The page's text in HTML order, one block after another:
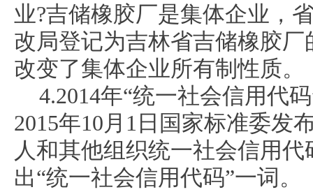
业?吉储橡胶厂是集体企业，
改局登记为吉林省吉储橡胶
改变了集体企业所有制性质。
4.2014年“统一社会信用代
2015年10月1日国家标准委发
人和其他组织统一社会信用
出“统一社会信用代码”一词。